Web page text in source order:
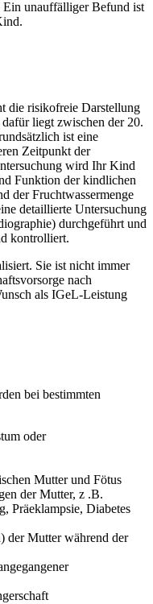
Ein unauffälliger Befund ist
die risikofreie Darstellung
liegt zwischen der 20.
ist eine
Zeitpunkt der
wird Ihr Kind
Funktion der kindlichen
der Fruchtwassermenge
detaillierte Untersuchung
durchgeführt und
kontrolliert.
Sie ist nicht immer
nach
als IGeL-Leistung
bei bestimmten
oder
Mutter und Fötus
der Mutter, z .B.
Präeklampsie, Diabetes
der Mutter während der